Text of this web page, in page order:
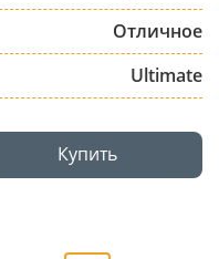
Отличное
Ultimate
Купить